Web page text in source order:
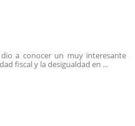
a conocer un muy interesante
fiscal y la desigualdad en ...